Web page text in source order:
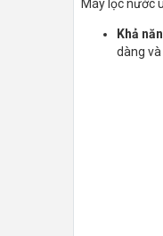
Máy lọc nước
Khả
dàng